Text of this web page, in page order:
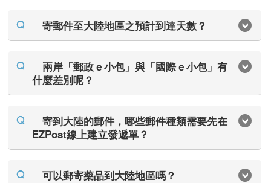
寄郵件至大陸地區之預計到達天數？
兩岸「郵政ｅ小包」與「國際ｅ小包」有
什麼差別呢？
寄到大陸的郵件，哪些郵件種類需要先在
EZPost線上建立發遞單？
可以郵寄藥品到大陸地區嗎？